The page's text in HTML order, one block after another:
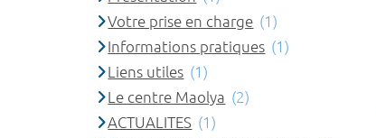
Votre prise en charge (1)
Informations pratiques (1)
Liens utiles (1)
Le centre Maolya (2)
ACTUALITES (1)